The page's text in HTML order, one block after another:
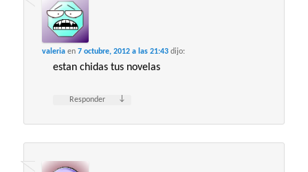
valeria en7 octubre, 2012 a las 21:43 dijo:
estan chidas tus novelas
Responder ↓